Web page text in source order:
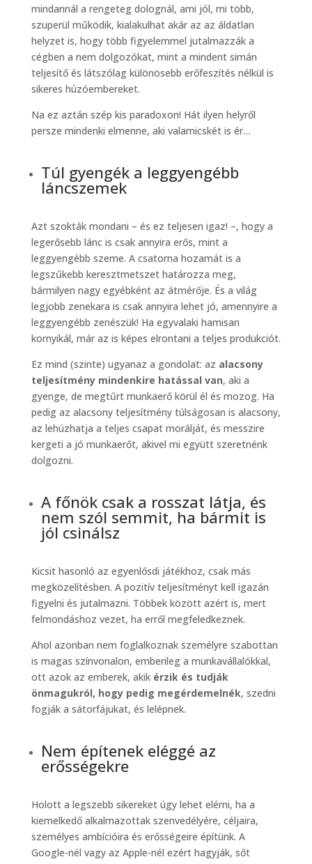
mindannál a rengeteg dolognál, ami jól, mi több,
szuperül működik, kialakulhat akár az az áldatlan
helyzet is, hogy több figyelemmel jutalmazzák a
cégben a nem dolgozókat, mint a mindent simán
teljesítő és látszólag különösebb erőfeszítés nélkül is
sikeres húzóembereket.
Na ez aztán szép kis paradoxon! Hát ilyen helyről
persze mindenki elmenne, aki valamicskét is ér…
Túl gyengék a leggyengébb
láncszemek
Azt szokták mondani – és ez teljesen igaz! –, hogy a
legerősebb lánc is csak annyira erős, mint a
leggyengébb szeme. A csatorna hozamát is a
legszűkebb keresztmetszet határozza meg,
bármilyen nagy egyébként az átmérője. És a világ
legjobb zenekara is csak annyira lehet jó, amennyire a
leggyengébb zenészük! Ha egyvalaki hamisan
kornyikál, már az is képes elrontani a teljes produkciót.
Ez mind (szinte) ugyanaz a gondolat: az alacsony
teljesítmény mindenkire hatással van, aki a
gyenge, de megtűrt munkaerő körül él és mozog. Ha
pedig az alacsony teljesítmény túlságosan is alacsony,
az lehúzhatja a teljes csapat morálját, és messzire
kergeti a jó munkaerőt, akivel mi együtt szeretnénk
dolgozni.
A főnök csak a rosszat látja, és
nem szól semmit, ha bármit is
jól csinálsz
Kicsit hasonló az egyenlősdi játékhoz, csak más
megközelítésben. A pozitív teljesítményt kell igazán
figyelni és jutalmazni. Többek között azért is, mert
felmondáshoz vezet, ha erről megfeledkeznek.
Ahol azonban nem foglalkoznak személyre szabottan
is magas színvonalon, emberileg a munkavállalókkal,
ott azok az emberek, akik érzik és tudják
önmagukról, hogy pedig megérdemelnék, szedni
fogják a sátorfájukat, és lelépnek.
Nem építenek eléggé az
erősségekre
Holott a legszebb sikereket úgy lehet elérni, ha a
kiemelkedő alkalmazottak szenvedélyére, céljaira,
személyes ambícióira és erősségeire építünk. A
Google-nél vagy az Apple-nél ezért hagyják, sőt